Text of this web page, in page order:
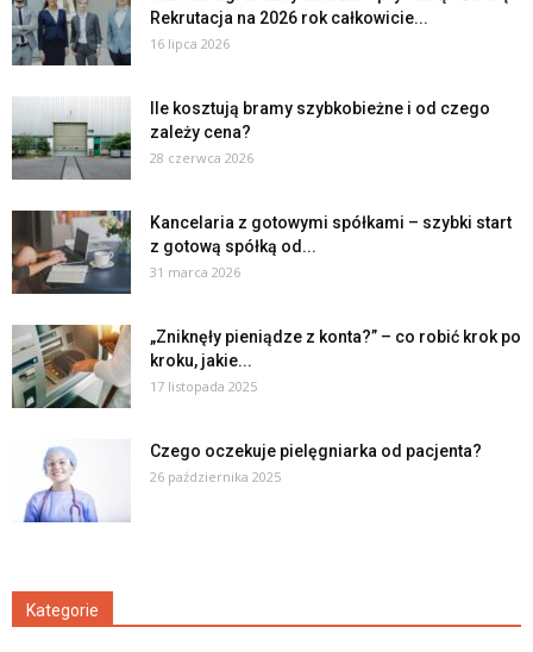
Rekrutacja na 2026 rok całkowicie...
16 lipca 2026
Ile kosztują bramy szybkobieżne i od czego
zależy cena?
28 czerwca 2026
Kancelaria z gotowymi spółkami – szybki start
z gotową spółką od...
31 marca 2026
„Zniknęły pieniądze z konta?” – co robić krok po
kroku, jakie...
17 listopada 2025
Czego oczekuje pielęgniarka od pacjenta?
26 października 2025
Kategorie